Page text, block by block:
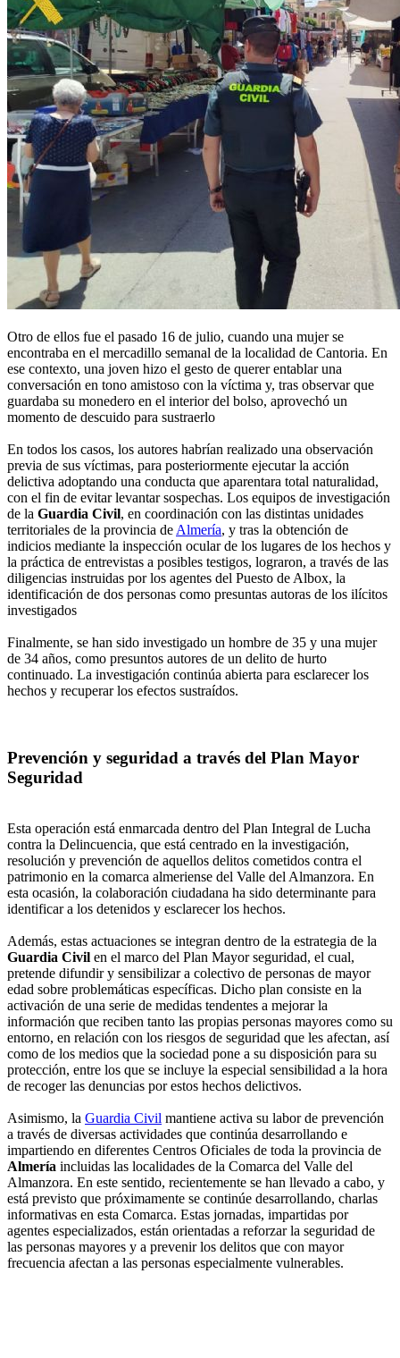
Otro de ellos fue el pasado 16 de julio, cuando una mujer se
encontraba en el mercadillo semanal de la localidad de Cantoria. En
ese contexto, una joven hizo el gesto de querer entablar una
conversación en tono amistoso con la víctima y, tras observar que
guardaba su monedero en el interior del bolso, aprovechó un
momento de descuido para sustraerlo
En todos los casos, los autores habrían realizado una observación
previa de sus víctimas, para posteriormente ejecutar la acción
delictiva adoptando una conducta que aparentara total naturalidad,
con el fin de evitar levantar sospechas. Los equipos de investigación
de la Guardia Civil, en coordinación con las distintas unidades
territoriales de la provincia de Almería, y tras la obtención de
indicios mediante la inspección ocular de los lugares de los hechos y
la práctica de entrevistas a posibles testigos, lograron, a través de las
diligencias instruidas por los agentes del Puesto de Albox, la
identificación de dos personas como presuntas autoras de los ilícitos
investigados
Finalmente, se han sido investigado un hombre de 35 y una mujer
de 34 años, como presuntos autores de un delito de hurto
continuado. La investigación continúa abierta para esclarecer los
hechos y recuperar los efectos sustraídos.
Prevención y seguridad a través del Plan Mayor
Seguridad
Esta operación está enmarcada dentro del Plan Integral de Lucha
contra la Delincuencia, que está centrado en la investigación,
resolución y prevención de aquellos delitos cometidos contra el
patrimonio en la comarca almeriense del Valle del Almanzora. En
esta ocasión, la colaboración ciudadana ha sido determinante para
identificar a los detenidos y esclarecer los hechos.
Además, estas actuaciones se integran dentro de la estrategia de la
Guardia Civil en el marco del Plan Mayor seguridad, el cual,
pretende difundir y sensibilizar a colectivo de personas de mayor
edad sobre problemáticas específicas. Dicho plan consiste en la
activación de una serie de medidas tendentes a mejorar la
información que reciben tanto las propias personas mayores como su
entorno, en relación con los riesgos de seguridad que les afectan, así
como de los medios que la sociedad pone a su disposición para su
protección, entre los que se incluye la especial sensibilidad a la hora
de recoger las denuncias por estos hechos delictivos.
Asimismo, la Guardia Civil mantiene activa su labor de prevención
a través de diversas actividades que continúa desarrollando e
impartiendo en diferentes Centros Oficiales de toda la provincia de
Almería incluidas las localidades de la Comarca del Valle del
Almanzora. En este sentido, recientemente se han llevado a cabo, y
está previsto que próximamente se continúe desarrollando, charlas
informativas en esta Comarca. Estas jornadas, impartidas por
agentes especializados, están orientadas a reforzar la seguridad de
las personas mayores y a prevenir los delitos que con mayor
frecuencia afectan a las personas especialmente vulnerables.